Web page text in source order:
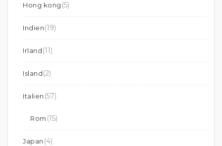
Hong kong (5)
Indien(19)
Irland(11)
Island(2)
Italien (57)
Rom (15)
Japan (4)